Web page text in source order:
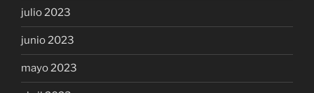
julio 2023
junio 2023
mayo 2023